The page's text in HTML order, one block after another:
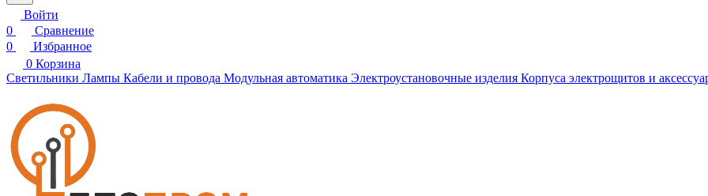
Войти
0
Сравнение
0
Избранное
0 Корзина
Светильники Лампы Кабели и провода Модульная автоматика Электроустановочные изделия Корпуса электрощитов и